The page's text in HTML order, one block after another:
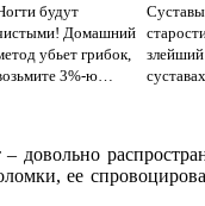
будут
Домашний
убьет грибок,
3%-ю…
злейший
суставах
– довольно
ее